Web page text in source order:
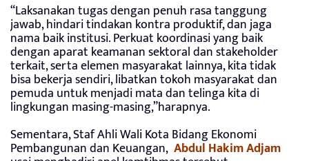
“Laksanakan tugas dengan penuh rasa tanggung
jawab, hindari tindakan kontra produktif, dan jaga
nama baik institusi. Perkuat koordinasi yang baik
dengan aparat keamanan sektoral dan stakeholder
terkait, serta elemen masyarakat lainnya, kita tidak
bisa bekerja sendiri, libatkan tokoh masyarakat dan
pemuda untuk menjadi mata dan telinga kita di
lingkungan masing-masing,”harapnya.
Sementara, Staf Ahli Wali Kota Bidang Ekonomi
Pembangunan dan Keuangan, Abdul HakimAdjam